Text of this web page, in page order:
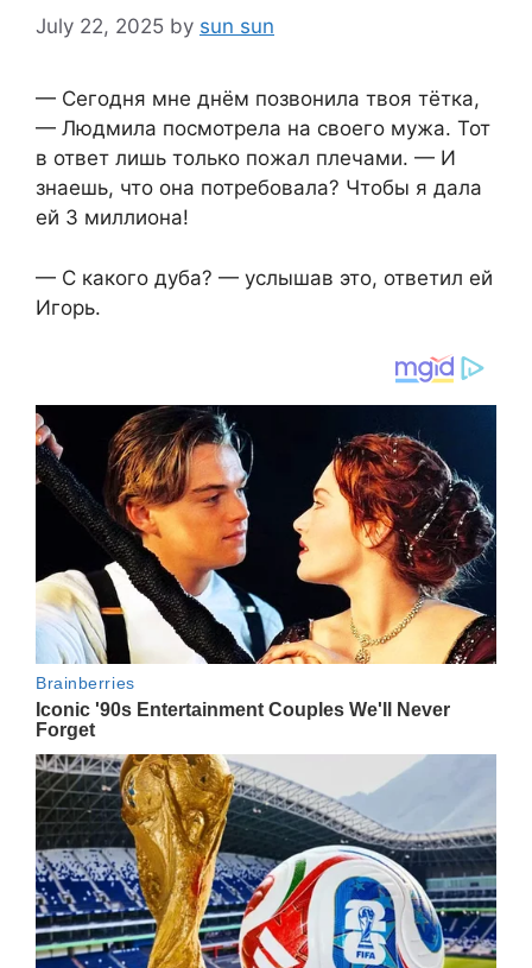
July 22, 2025 by sun sun
— Сегодня мне днём позвонила твоя тётка,
— Людмила посмотрела на своего мужа. Тот
в ответ лишь только пожал плечами. — И
знаешь, что она потребовала? Чтобы я дала
ей 3 миллиона!
— С какого дуба? — услышав это, ответил ей
Игорь.